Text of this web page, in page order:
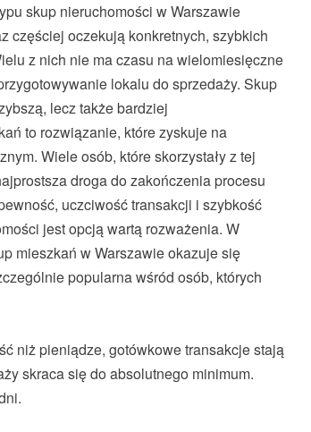
skup nieruchomości w Warszawie
częściej oczekują konkretnych, szybkich
z nich nie ma czasu na wielomiesięczne
lokalu do sprzedaży. Skup
lecz także bardziej
to rozwiązanie, które zyskuje na
Wiele osób, które skorzystały z tej
droga do zakończenia procesu
uczciwość transakcji i szybkość
jest opcją wartą rozważenia. W
mieszkań w Warszawie okazuje się
popularna wśród osób, których
niż pieniądze, gotówkowe transakcje stają
skraca się do absolutnego minimum.